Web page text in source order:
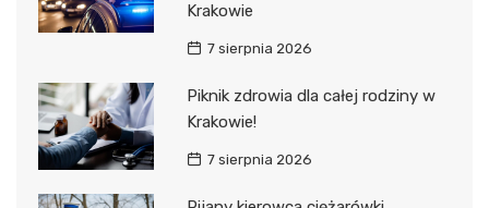
Krakowie
7 sierpnia 2026
Piknik zdrowia dla całej rodziny w
Krakowie!
7 sierpnia 2026